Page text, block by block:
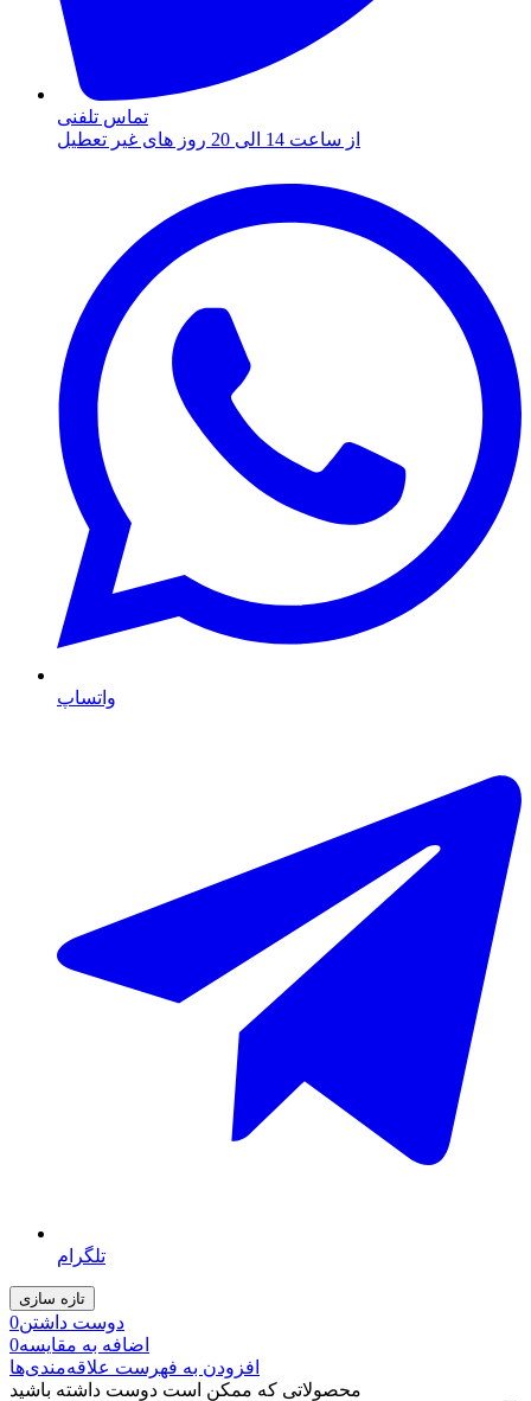
تماس تلفنی
از ساعت 14 الی 20 روز های غیر تعطیل
واتساپ
تلگرام
دوست داشتن0
اضافه به مقایسه0
افزودن به فهرست علاقه‌مندی‌ها
محصولاتی که ممکن است دوست داشته باشید